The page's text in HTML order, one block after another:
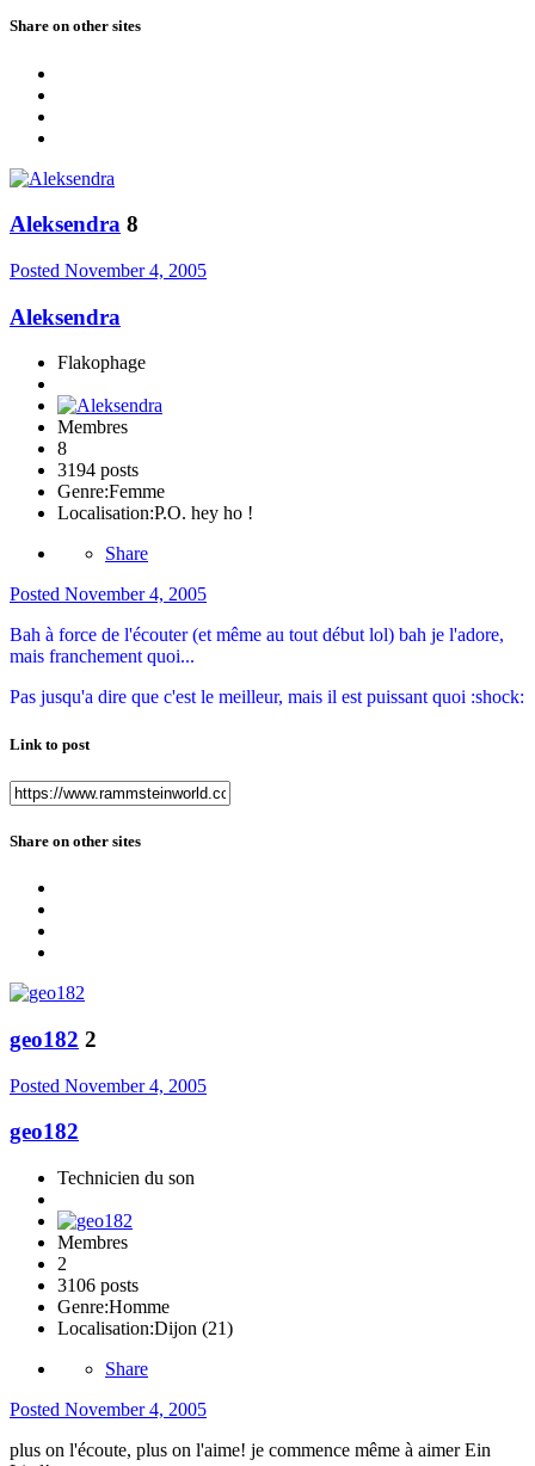
Share on other sites
Aleksendra 8
Posted November 4, 2005
Aleksendra
Flakophage
Membres
8
3194 posts
Genre:Femme
Localisation:P.O. hey ho !
Share
Posted November 4, 2005
Bah à force de l'écouter (et même au tout début lol) bah je l'adore,
mais franchement quoi...
Pas jusqu'a dire que c'est le meilleur, mais il est puissant quoi :shock:
Link to post
Share on other sites
geo182 2
Posted November 4, 2005
geo182
Technicien du son
Membres
2
3106 posts
Genre:Homme
Localisation:Dijon (21)
Share
Posted November 4, 2005
plus on l'écoute, plus on l'aime! je commence même à aimer Ein